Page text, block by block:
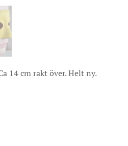
14 cm rakt över. Helt ny.